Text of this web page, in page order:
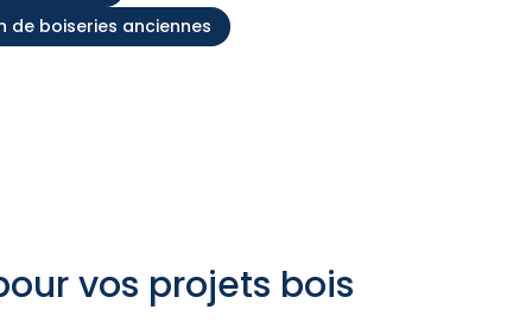
boiseries anciennes
vos projets bois